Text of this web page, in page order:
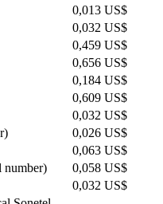
0,013 US$
0,032 US$
0,459 US$
0,656 US$
0,184 US$
0,609 US$
0,032 US$
0,026 US$
0,063 US$
number)
0,058 US$
0,032 US$